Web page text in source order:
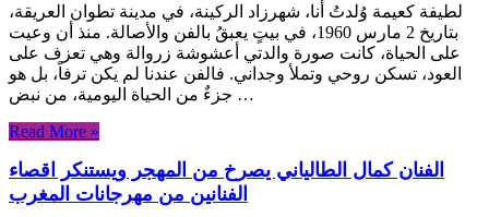
لطيفة كعيمة وُلدتُ أنا، شهرزاد الركينة، في مدينة تطوان العريقة،
بتاريخ 2 مارس 1960، في بيتٍ يعبقُ بالفن والأصالة. منذ أن وعيت
على الحياة، كانت صورة والدتي أعشوشة زروالة وهي تعزف على
العود، تسكن روحي وتملأ وجداني. فالفن عندنا لم يكن ترفاً، بل هو
جزءٌ من الحياة اليومية، من نبض …
Read More »
الفنان كمال الطالياني يصرخ من المهجر ويستنكر اقصاء
الفنانين من مهرجانات المغرب